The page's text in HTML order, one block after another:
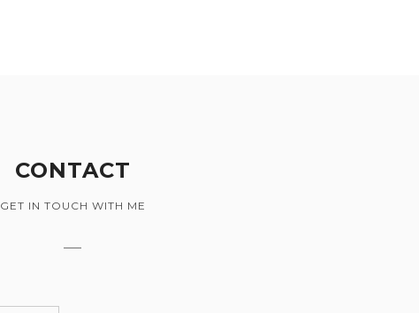
CONTACT
GET IN TOUCH WITH ME